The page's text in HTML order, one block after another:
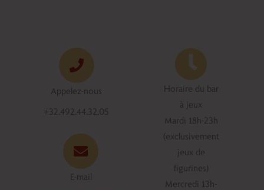
Appelez-nous
+32.492.44.32.05
E-mail
Horaire du bar
à jeux
Mardi 18h-23h
(exclusivement
jeux de
figurines)
Mercredi 13h-